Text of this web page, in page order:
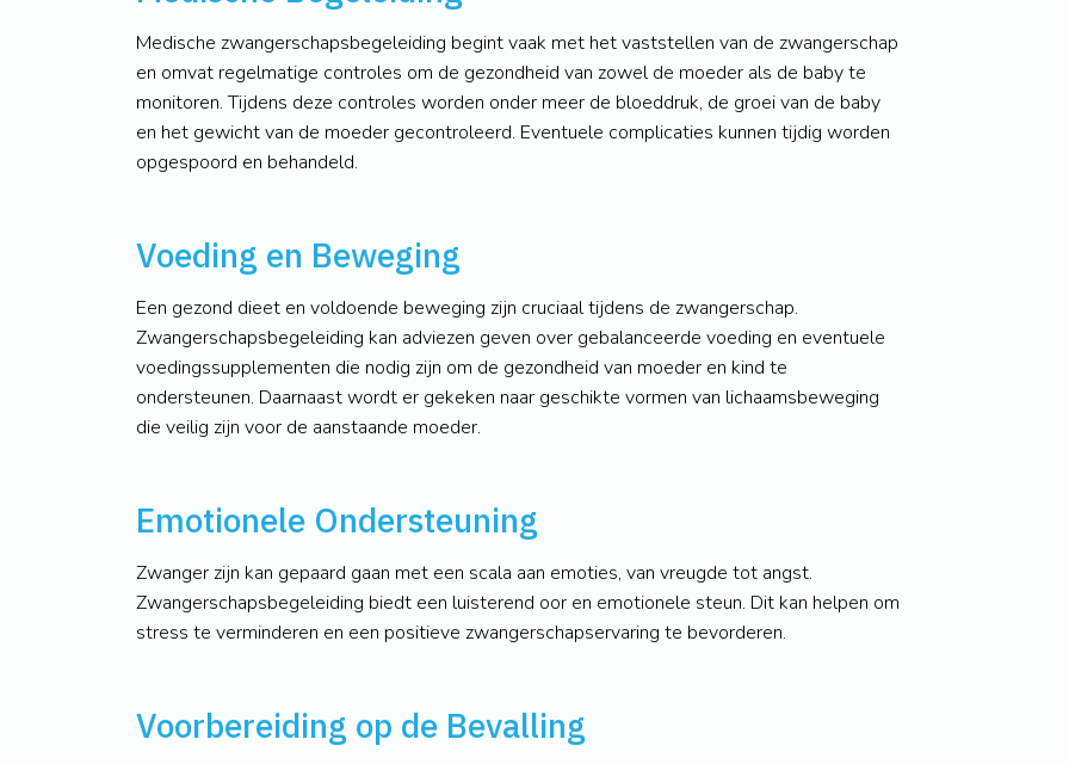
Medische zwangerschapsbegeleiding begint vaak met het vaststellen van de zwangerschap
en omvat regelmatige controles om de gezondheid van zowel de moeder als de baby te
monitoren. Tijdens deze controles worden onder meer de bloeddruk, de groei van de baby
en het gewicht van de moeder gecontroleerd. Eventuele complicaties kunnen tijdig worden
opgespoord en behandeld.
Voeding en Beweging
Een gezond dieet en voldoende beweging zijn cruciaal tijdens de zwangerschap.
Zwangerschapsbegeleiding kan adviezen geven over gebalanceerde voeding en eventuele
voedingssupplementen die nodig zijn om de gezondheid van moeder en kind te
ondersteunen. Daarnaast wordt er gekeken naar geschikte vormen van lichaamsbeweging
die veilig zijn voor de aanstaande moeder.
Emotionele Ondersteuning
Zwanger zijn kan gepaard gaan met een scala aan emoties, van vreugde tot angst.
Zwangerschapsbegeleiding biedt een luisterend oor en emotionele steun. Dit kan helpen om
stress te verminderen en een positieve zwangerschapservaring te bevorderen.
Voorbereiding op de Bevalling